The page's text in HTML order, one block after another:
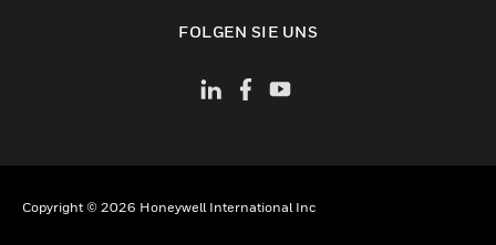
FOLGEN SIE UNS
Copyright © 2026 Honeywell International Inc